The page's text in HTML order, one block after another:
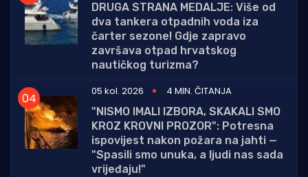
DRUGA STRANA MEDALJE: Više od
dva tankera otpadnih voda iza
čarter sezone! Gdje zapravo
završava otpad hrvatskog
nautičkog turizma?
05 kol. 2026
4 MIN. ČITANJA
"NISMO IMALI IZBORA, SKAKALI SMO
KROZ KROVNI PROZOR": Potresna
ispovijest nakon požara na jahti —
"Spasili smo unuka, a ljudi nas sada
vrijeđaju!"